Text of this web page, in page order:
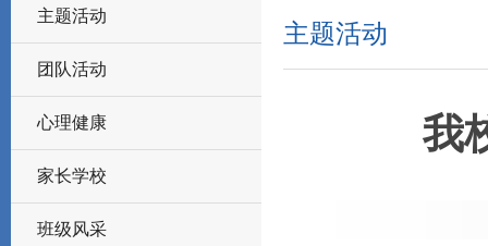
主题活动
团队活动
心理健康
家长学校
班级风采
主题活动
我